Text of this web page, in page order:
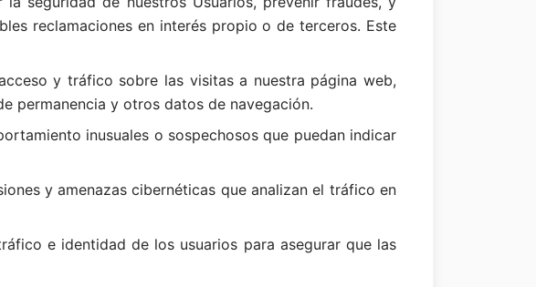
reclamaciones en interés propio o de terceros. Este
y tráfico sobre las visitas a nuestra página web,
permanencia y otros datos de navegación.
inusuales o sospechosos que puedan indicar
y amenazas cibernéticas que analizan el tráfico en
e identidad de los usuarios para asegurar que las